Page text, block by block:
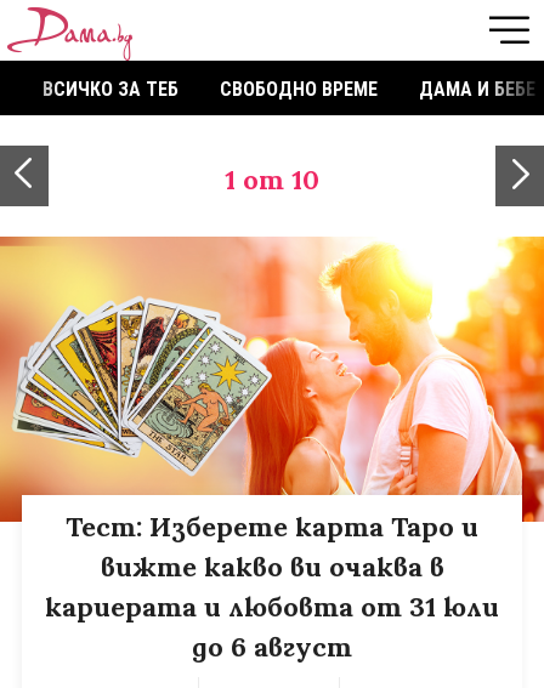
ВСИЧКО ЗА ТЕБ СВОБОДНО ВРЕМЕ ДАМА И БЕБЕ
1 от 10
Тест: Изберете карта Таро и
вижте какво ви очаква в
кариерата и любовта от 31 юли
до 6 август